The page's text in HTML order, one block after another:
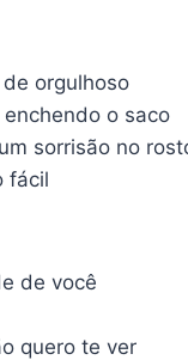
orgulhoso
o saco
sorrisão no
fácil
de você
quero te ver